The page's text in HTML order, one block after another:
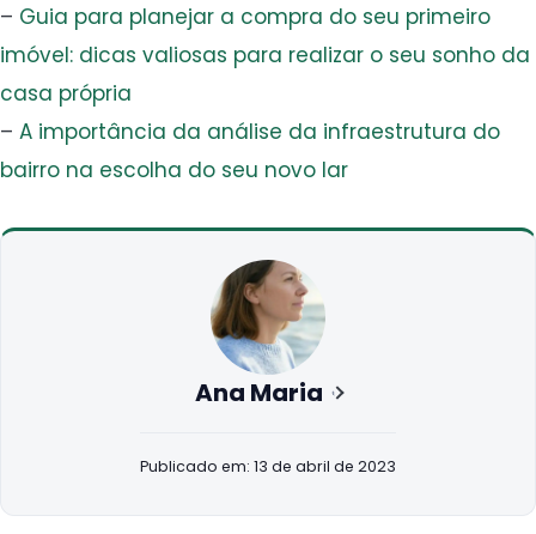
– Guia para planejar a compra do seu primeiro
imóvel: dicas valiosas para realizar o seu sonho da
casa própria
– A importância da análise da infraestrutura do
bairro na escolha do seu novo lar
Ana Maria
Publicado em: 13 de abril de 2023